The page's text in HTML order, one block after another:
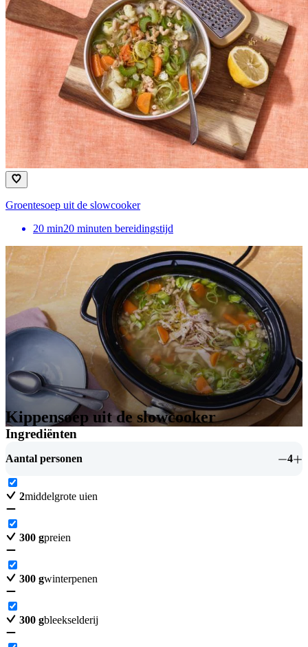
Groentesoep uit de slowcooker
20 min20 minuten bereidingstijd
Kippensoep uit de slowcooker
Ingrediënten
Aantal personen 4
2middelgrote uien
300 gpreien
300 gwinterpenen
300 gbleekselderij